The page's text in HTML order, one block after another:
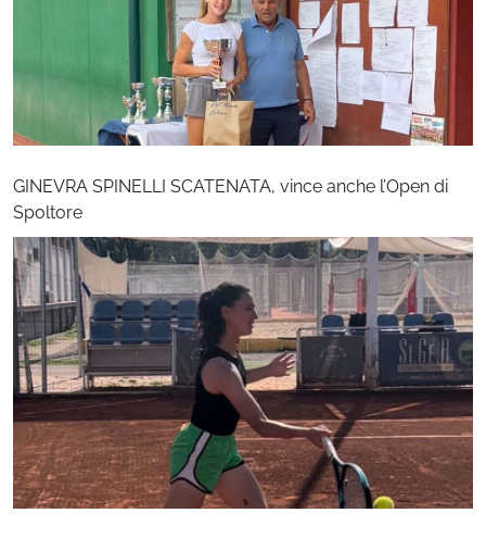
GINEVRA SPINELLI SCATENATA, vince anche l’Open di
Spoltore